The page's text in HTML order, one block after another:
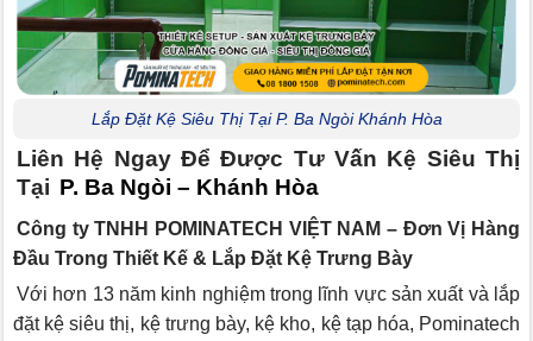
Lắp Đặt Kệ Siêu Thị Tại P. Ba Ngòi Khánh Hòa
Liên Hệ Ngay Để Được Tư Vấn Kệ Siêu Thị
Tại P. Ba Ngòi – Khánh Hòa
Công ty TNHH POMINATECH VIỆT NAM – Đơn Vị Hàng
Đầu Trong Thiết Kế & Lắp Đặt Kệ Trưng Bày
Với hơn 13 năm kinh nghiệm trong lĩnh vực sản xuất và lắp
đặt kệ siêu thị, kệ trưng bày, kệ kho, kệ tạp hóa, Pominatech